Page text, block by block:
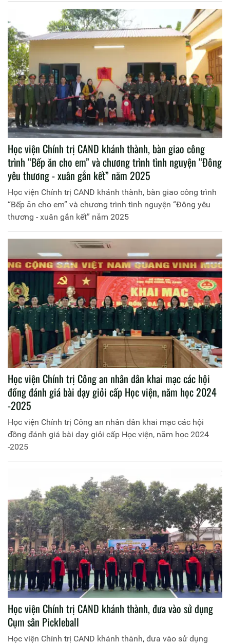
Học viện Chính trị CAND khánh thành, bàn giao công
trình “Bếp ăn cho em” và chương trình tình nguyện “Đông
yêu thương - xuân gắn kết” năm 2025
Học viện Chính trị CAND khánh thành, bàn giao công trình
“Bếp ăn cho em” và chương trình tình nguyện “Đông yêu
thương - xuân gắn kết” năm 2025
Học viện Chính trị Công an nhân dân khai mạc các hội
đồng đánh giá bài dạy giỏi cấp Học viện, năm học 2024
-2025
Học viện Chính trị Công an nhân dân khai mạc các hội
đồng đánh giá bài dạy giỏi cấp Học viện, năm học 2024
-2025
Học viện Chính trị CAND khánh thành, đưa vào sử dụng
Cụm sân Pickleball
Học viện Chính trị CAND khánh thành, đưa vào sử dụng